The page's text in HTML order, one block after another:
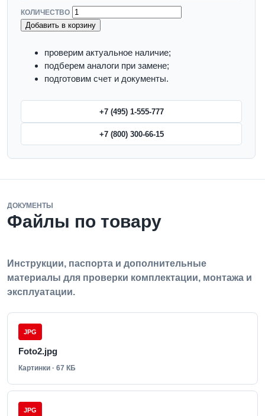
КОЛИЧЕСТВО
Добавить в корзину
проверим актуальное наличие;
подберем аналоги при замене;
подготовим счет и документы.
+7 (495) 1-555-777
+7 (800) 300-66-15
ДОКУМЕНТЫ
Файлы по товару
Инструкции, паспорта и дополнительные
материалы для проверки комплектации, монтажа и
эксплуатации.
JPG
Foto2.jpg
Картинки · 67 КБ
JPG